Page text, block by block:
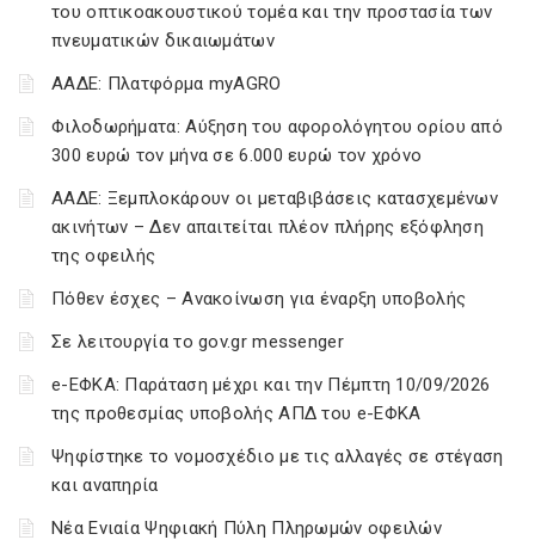
του οπτικοακουστικού τομέα και την προστασία των
πνευματικών δικαιωμάτων
ΑΑΔΕ: Πλατφόρμα myAGRO
Φιλοδωρήματα: Αύξηση του αφορολόγητου ορίου από
300 ευρώ τον μήνα σε 6.000 ευρώ τον χρόνο
ΑΑΔΕ: Ξεμπλοκάρουν οι μεταβιβάσεις κατασχεμένων
ακινήτων – Δεν απαιτείται πλέον πλήρης εξόφληση
της οφειλής
Πόθεν έσχες – Ανακοίνωση για έναρξη υποβολής
Σε λειτουργία το gov.gr messenger
e-ΕΦΚΑ: Παράταση μέχρι και την Πέμπτη 10/09/2026
της προθεσμίας υποβολής ΑΠΔ του e-ΕΦΚΑ
Ψηφίστηκε το νομοσχέδιο με τις αλλαγές σε στέγαση
και αναπηρία
Νέα Ενιαία Ψηφιακή Πύλη Πληρωμών οφειλών